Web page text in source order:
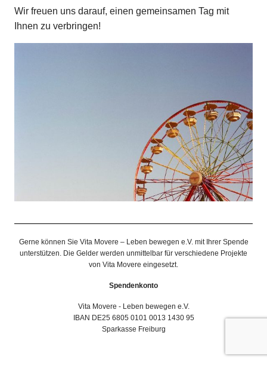
Wir freuen uns darauf, einen gemeinsamen Tag mit
Ihnen zu verbringen!
Gerne können Sie Vita Movere – Leben bewegen e.V. mit Ihrer Spende
unterstützen. Die Gelder werden unmittelbar für verschiedene Projekte
von Vita Movere eingesetzt.
Spendenkonto
Vita Movere - Leben bewegen e.V.
IBAN DE25 6805 0101 0013 1430 95
Sparkasse Freiburg